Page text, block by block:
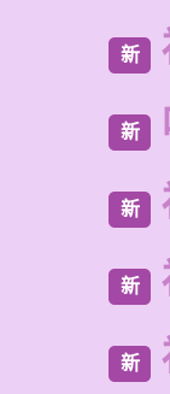
新
新
新
新
新